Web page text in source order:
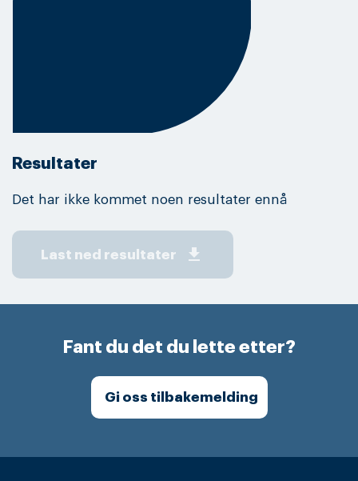
Resultater
Det har ikke kommet noen resultater ennå
Last ned resultater get_app
Fant du det du lette etter?
Gi oss tilbakemelding